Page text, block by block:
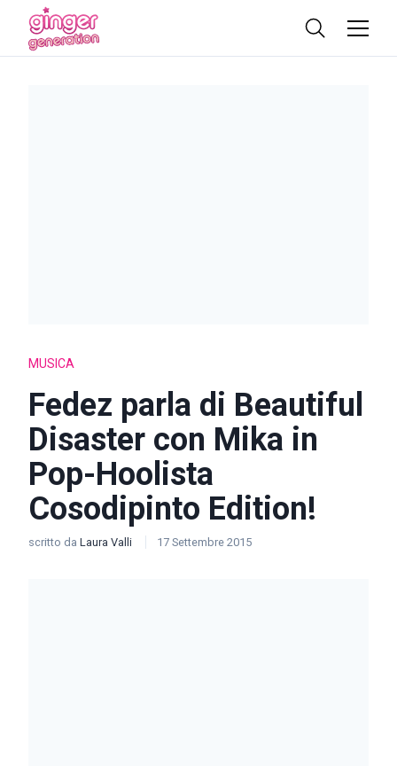
MUSICA
Fedez parla di Beautiful
Disaster con Mika in
Pop-Hoolista
Cosodipinto Edition!
scritto da Laura Valli 17 Settembre 2015